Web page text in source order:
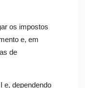
os impostos
e, em
de
e, dependendo